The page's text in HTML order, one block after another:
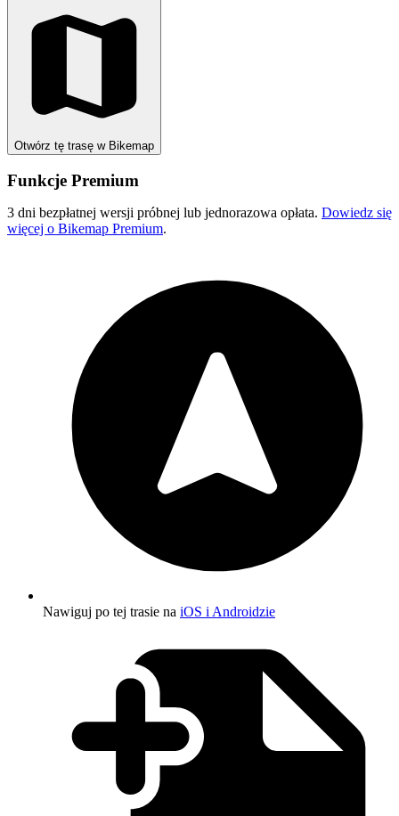
Otwórz tę trasę w Bikemap
Funkcje Premium
3 dni bezpłatnej wersji próbnej lub jednorazowa opłata. Dowiedz się
więcej o Bikemap Premium.
Nawiguj po tej trasie na iOS i Androidzie